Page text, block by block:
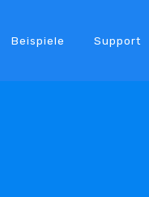
Beispiele Support